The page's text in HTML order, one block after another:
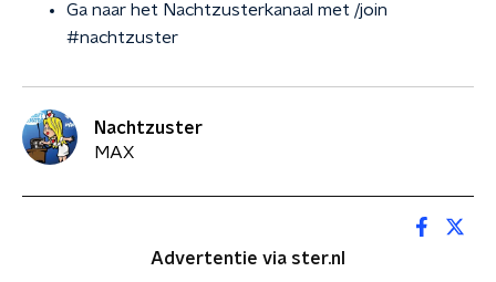
Ga naar het Nachtzusterkanaal met /join
#nachtzuster
Nachtzuster
MAX
Advertentie via ster.nl